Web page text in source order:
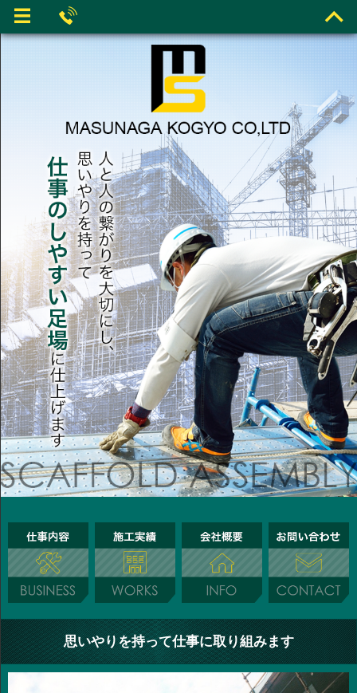
思いやりを持って仕事に取り組みます